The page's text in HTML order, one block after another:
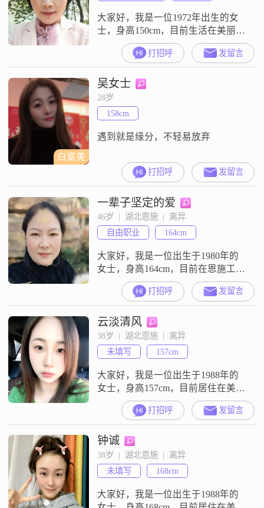
大家好，我是一位1972年出生的女
士，身高150cm，目前生活在美丽的
恩施。我拥有大专学历，在工作中
勤奋努力，月收入在5000到10000元
之间。我性格开朗，总是爱笑，善
于理解他人的感受，随和易相处。
热爱生活的我，喜欢精致的生活方
式，无论是日常的小细节还是偶尔
的特别安排，都能让我感到满足和
快乐。在生活中，我温柔体贴，乐
打招呼 发留言
白富美
吴女士
28岁
158cm
遇到就是缘分，不轻易放弃
打招呼 发留言
一辈子坚定的爱
46岁  |  湖北恩施  |  离异
自由职业
164cm
大家好，我是一位出生于1980年的
女士，身高164cm，目前在恩施工作
##3002##我的月收入在3001到5000
元之间，学历为高中及以下
##3002##我性格理性冷静，在生活
中非常注重仪式感，追求简单而真
实的幸福##3002##平时我喜欢美食
烹饪，也喜欢登山徒步，这些活动
让我感到充实和快乐##3002##我认
为在感
打招呼 发留言
云淡清风
38岁  |  湖北恩施  |  离异
未填写
157cm
大家好，我是一位出生于1988年的
女士，身高157cm，目前居住在美丽
的恩施##3002##我拥有大学本科学
历，在工作中勤奋努力，月收入在
20001到50000元之间##3002##我性
格开朗，总是爱笑，面对生活中的
各种挑战，我总能保持乐观积极的
态度##3002##我相信，善良和真诚
是人与人之间最基本的桥梁，所以
我一直
打招呼 发留言
钟诚
38岁  |  湖北恩施  |  离异
未填写
168cm
大家好，我是一位出生于1988年的